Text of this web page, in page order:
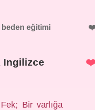
beden eğitimi
Ingilizce
Bir varlığa